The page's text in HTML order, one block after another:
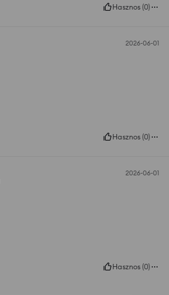
Hasznos (0)
2026-06-01
Hasznos (0)
2026-06-01
Hasznos (0)